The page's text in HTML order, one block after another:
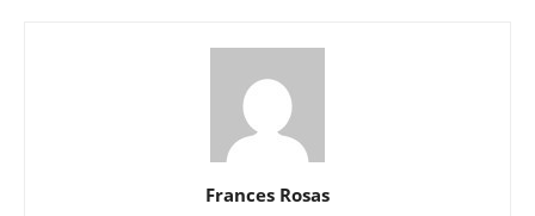
Frances Rosas